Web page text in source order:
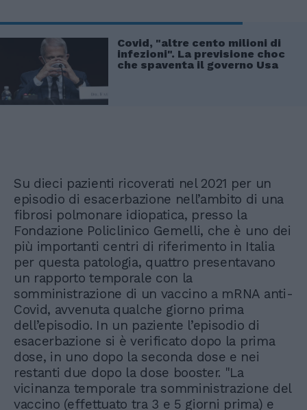
Covid, "altre cento milioni di
infezioni". La previsione choc
che spaventa il governo Usa
Su dieci pazienti ricoverati nel 2021 per un
episodio di esacerbazione nell’ambito di una
fibrosi polmonare idiopatica, presso la
Fondazione Policlinico Gemelli, che è uno dei
più importanti centri di riferimento in Italia
per questa patologia, quattro presentavano
un rapporto temporale con la
somministrazione di un vaccino a mRNA anti-
Covid, avvenuta qualche giorno prima
dell’episodio. In un paziente l’episodio di
esacerbazione si è verificato dopo la prima
dose, in uno dopo la seconda dose e nei
restanti due dopo la dose booster. "La
vicinanza temporale tra somministrazione del
vaccino (effettuato tra 3 e 5 giorni prima) e